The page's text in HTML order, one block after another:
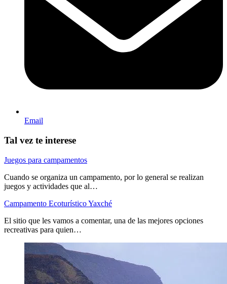
Email
Tal vez te interese
Juegos para campamentos
Cuando se organiza un campamento, por lo general se realizan
juegos y actividades que al…
Campamento Ecoturístico Yaxché
El sitio que les vamos a comentar, una de las mejores opciones
recreativas para quien…